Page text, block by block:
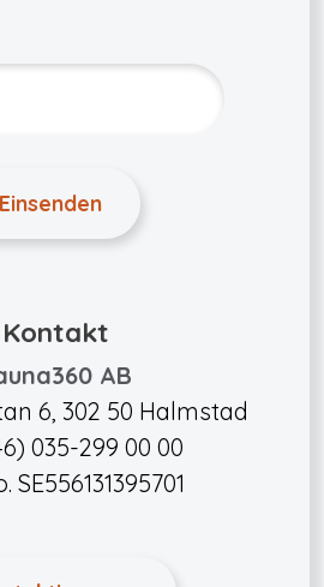
Kontakt
AB
6, 302 50 Halmstad
035-299 00 00
SE556131395701